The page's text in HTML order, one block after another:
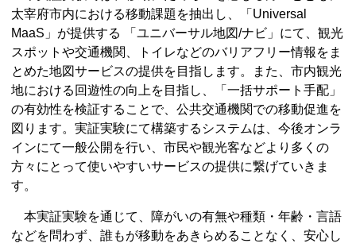
太宰府市内における移動課題を抽出し、「Universal
MaaS」が提供する 「ユニバーサル地図/ナビ」にて、観光
スポットや交通機関、トイレなどのバリアフリー情報をま
とめた地図サービスの提供を目指します。また、市内観光
地における回遊性の向上を目指し、「一括サポート手配」
の有効性を検証することで、公共交通機関での移動促進を
図ります。実証実験にて構築するシステムは、今後オンラ
インにて一般公開を行い、市民や観光客などより多くの
方々にとって使いやすいサービスの提供に繋げていきま
す。
本実証実験を通じて、障がいの有無や種類・年齢・言語
などを問わず、誰もが移動をあきらめることなく、安心し